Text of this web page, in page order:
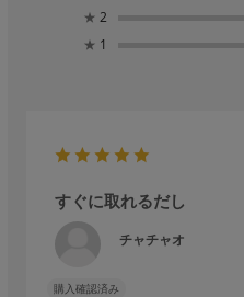
★ 2
★ 1
すぐに取れるだし
チャチャオ
購入確認済み